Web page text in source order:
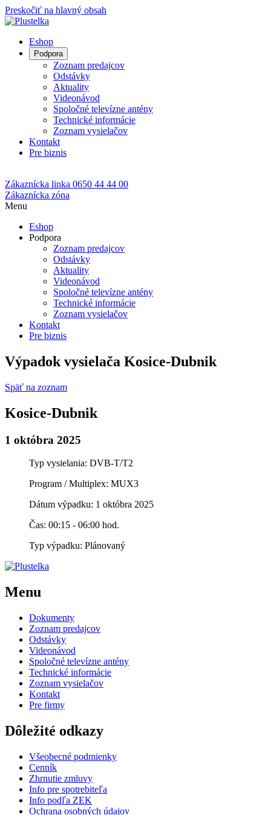
Preskočiť na hlavný obsah
Eshop
Podpora
Zoznam predajcov
Odstávky
Aktuality
Videonávod
Spoločné televízne antény
Technické informácie
Zoznam vysielačov
Kontakt
Pre biznis
Zákaznícka linka 0650 44 44 00
Zákaznícka zóna
Menu
Eshop
Podpora
Zoznam predajcov
Odstávky
Aktuality
Videonávod
Spoločné televízne antény
Technické informácie
Zoznam vysielačov
Kontakt
Pre biznis
Výpadok vysielača Kosice-Dubnik
Späť na zoznam
Kosice-Dubnik
1 októbra 2025
Typ vysielania: DVB-T/T2
Program / Multiplex: MUX3
Dátum výpadku: 1 októbra 2025
Čas: 00:15 - 06:00 hod.
Typ výpadku: Plánovaný
Menu
Dokumenty
Zoznam predajcov
Odstávky
Videonávod
Spoločné televízne antény
Technické informácie
Zoznam vysielačov
Kontakt
Pre firmy
Dôležité odkazy
Všeobecné podmienky
Cenník
Zhrnutie zmluvy
Info pre spotrebiteľa
Info podľa ZEK
Ochrana osobných údajov